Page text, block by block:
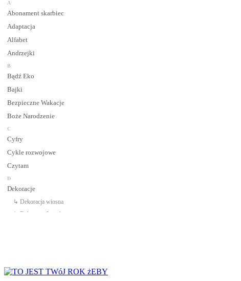
A
Abonament skarbiec
Adaptacja
Alfabet
Andrzejki
B
Bądź Eko
Bajki
Bezpieczne Wakacje
Boże Narodzenie
C
Cyfry
Cykle rozwojowe
Czytam
D
Dekoracje
↳ Dekoracja wiosna
↳ Dekoracje Jesień
Dinozaury